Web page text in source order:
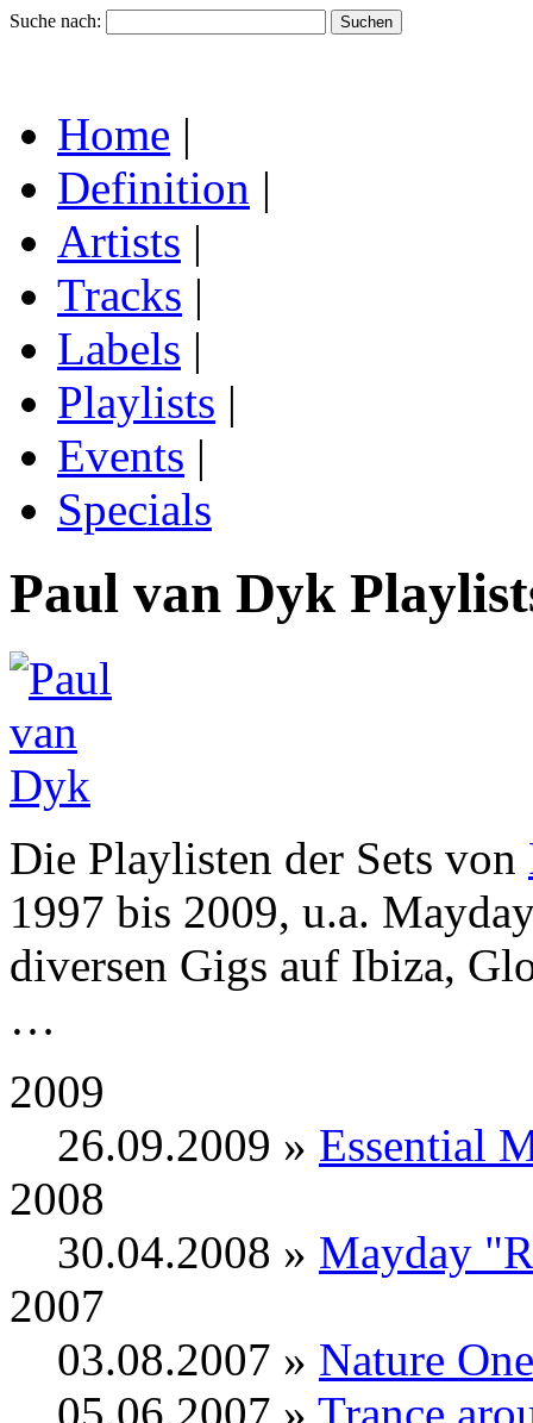
Suche nach:
Home |
Definition |
Artists |
Tracks |
Labels |
Playlists |
Events |
Specials
Paul van Dyk
Die Playlisten der Sets von
1997 bis 2009, u.a.
diversen Gigs auf Ibiza,
…
2009
26.09.2009 » Essential
2008
30.04.2008 » Mayday
2007
03.08.2007 » Nature
05.06.2007 » Trance